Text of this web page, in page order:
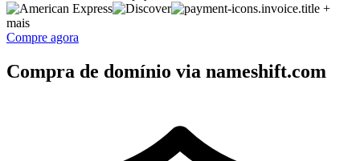
+
mais
Compre agora
Compra de domínio via nameshift.com